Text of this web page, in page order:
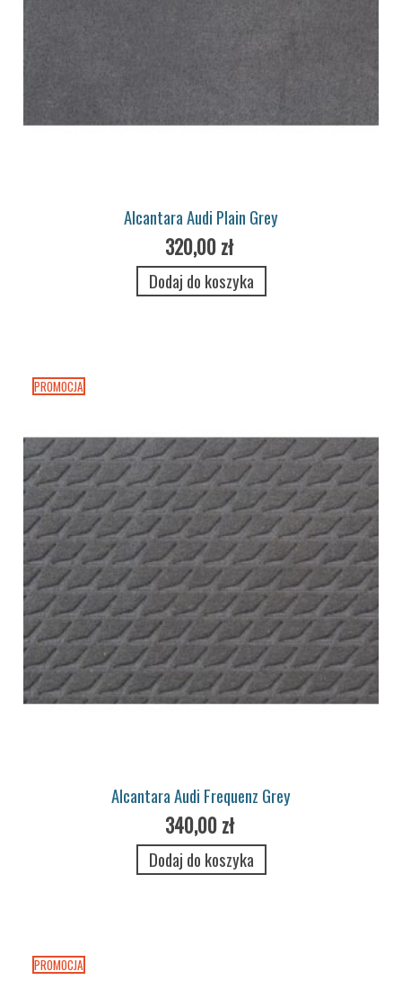
Alcantara Audi Plain Grey
320,00 zł
Dodaj do koszyka
PROMOCJA
Alcantara Audi Frequenz Grey
340,00 zł
Dodaj do koszyka
PROMOCJA